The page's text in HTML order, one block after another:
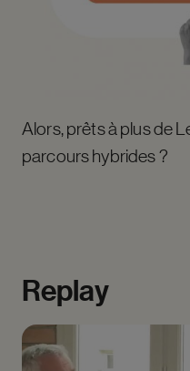
Alors, prêts à plus de
parcours hybrides ?
Replay